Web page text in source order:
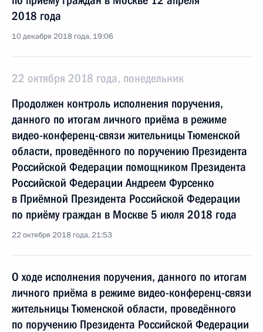
2018 года
10 декабря 2018 года, 19:06
22 октября 2018 года, понедельник
Продолжен контроль исполнения поручения,
данного по итогам личного приёма в режиме
видео-конференц-связи жительницы Тюменской
области, проведённого по поручению Президента
Российской Федерации помощником Президента
Российской Федерации Андреем Фурсенко
в Приёмной Президента Российской Федерации
по приёму граждан в Москве 5 июля 2018 года
22 октября 2018 года, 21:53
О ходе исполнения поручения, данного по итогам
личного приёма в режиме видео-конференц-связи
жительницы Тюменской области, проведённого
по поручению Президента Российской Федерации